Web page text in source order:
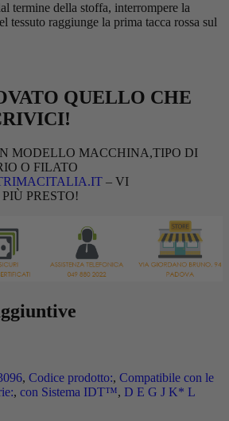
termine della stoffa, interrompere la
tessuto raggiunge la prima tacca rossa sul
QUELLO CHE
MODELLO MACCHINA,TIPO DI
O FILATO
– VI
PRESTO!
, Codice prodotto:, Compatibile con le
, con Sistema IDT™, D E G J K* L